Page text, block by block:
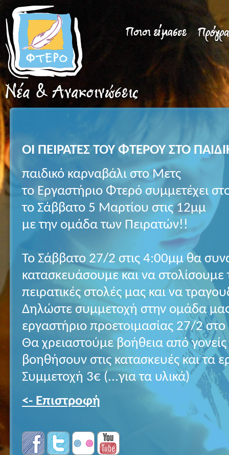
ΟΙ ΠΕΙΡΑΤΕΣ ΤΟΥ ΦΤΕΡΟΥ ΣΤΟ
παιδικό καρναβάλι στο Μετς
το Εργαστήριο Φτερό συμμετέχει
το Σάββατο 5 Μαρτίου στις 12μμ
με την ομάδα των Πειρατών!!
Το Σάββατο 27/2 στις 4:00μμ θα
κατασκευάσουμε και να
πειρατικές στολές μας και να
Δηλώστε συμμετοχή στην ομάδα μας
εργαστήριο προετοιμασίας 27/2
Θα χρειαστούμε βοήθεια από
βοηθήσουν στις κατασκευές και τα
Συμμετοχή 3€ (...για τα υλικά)
<- Επιστροφή